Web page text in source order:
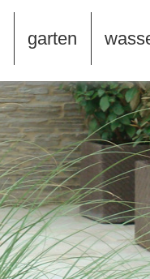
garten